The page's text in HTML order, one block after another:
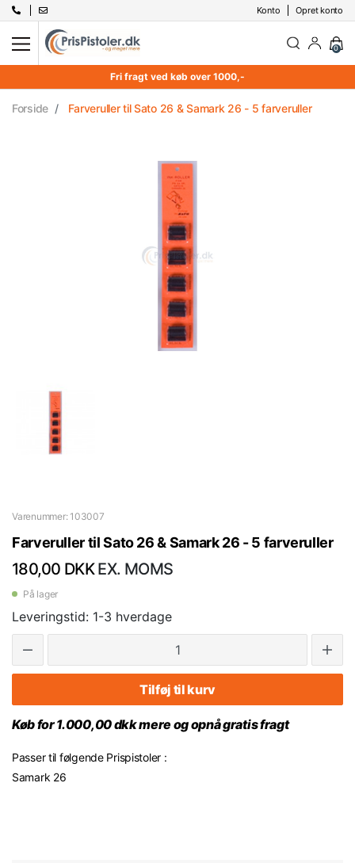
Konto Opret konto
0
Fri fragt ved køb over 1000,-
Forside Farveruller til Sato 26 & Samark 26 - 5 farveruller
Varenummer: 103007
Farveruller til Sato 26 & Samark 26 - 5 farveruller
180,00 DKK EX. MOMS
På lager
Leveringstid: 1-3 hverdage
Tilføj til kurv
Køb for 1.000,00 dkk mere og opnå gratis fragt
Passer til følgende Prispistoler :
Samark 26